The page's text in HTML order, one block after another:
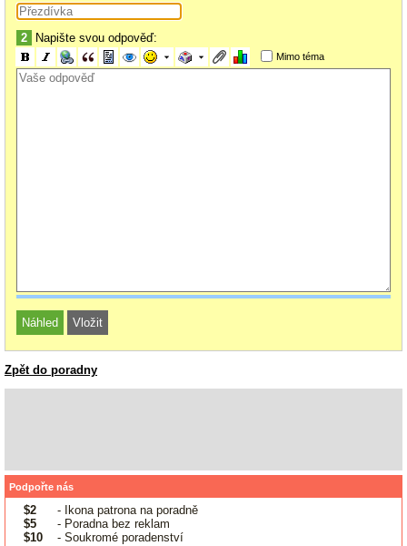
2 Napište svou odpověď:
Mimo téma
Zpět do poradny
Podpořte nás
$2
- Ikona patrona na poradně
$5
- Poradna bez reklam
$10
- Soukromé poradenství